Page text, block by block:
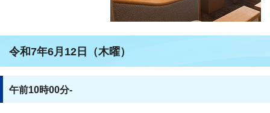
令和7年6月12日（木曜）
午前10時00分-